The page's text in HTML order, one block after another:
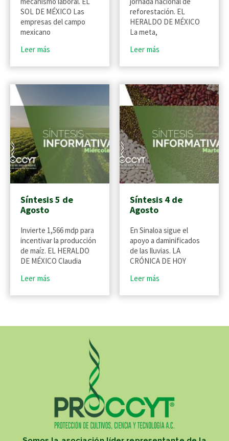
SOL DE MÉXICO Las
empresas del campo
mexicano
Leer más
reforestación. EL
HERALDO DE MÉXICO
La meta,
Leer más
Síntesis 5 de
Agosto
Invierte 1,566 mdp para
incentivar la producción
de maíz. EL HERALDO
DE MÉXICO Claudia
Leer más
Síntesis 4 de
Agosto
En Sinaloa sigue el
apoyo a daminificados
de las lluvias. LA
CRÓNICA DE HOY
Leer más